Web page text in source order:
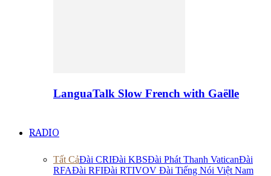
LanguaTalk Slow French with Gaëlle
RADIO
Tất CảĐài CRIĐài KBSĐài Phát Thanh VaticanĐài
RFAĐài RFIĐài RTIVOV Đài Tiếng Nói Việt Nam